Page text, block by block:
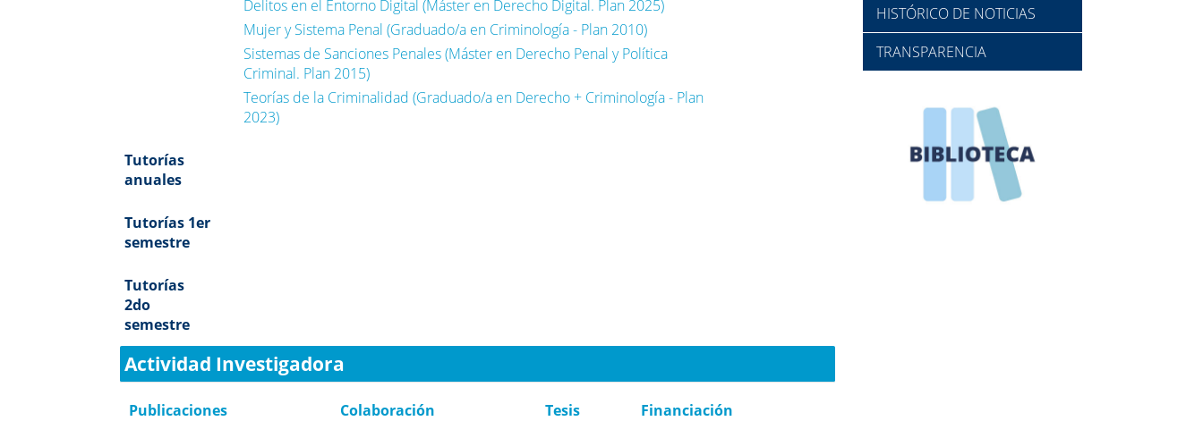
Delitos en el Entorno Digital (Máster en Derecho Digital. Plan 2025)
Mujer y Sistema Penal (Graduado/a en Criminología - Plan 2010)
Sistemas de Sanciones Penales (Máster en Derecho Penal y Política
Criminal. Plan 2015)
Teorías de la Criminalidad (Graduado/a en Derecho + Criminología - Plan
2023)
Tutorías
anuales
Tutorías 1er
semestre
Tutorías
2do
semestre
Actividad Investigadora
Publicaciones Colaboración Tesis Financiación
HISTÓRICO DE NOTICIAS
TRANSPARENCIA